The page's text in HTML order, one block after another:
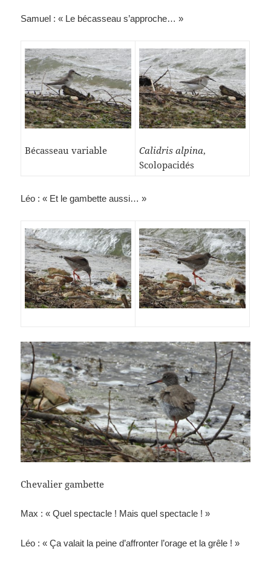
Samuel : « Le bécasseau s’approche… »
Bécasseau variable Calidris alpina,
Scolopacidés
Léo : « Et le gambette aussi… »
Chevalier gambette
Max : « Quel spectacle ! Mais quel spectacle ! »
Léo : « Ça valait la peine d’affronter l’orage et la grêle ! »